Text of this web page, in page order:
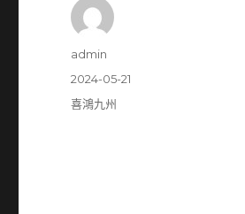
作
admin
發
佈
2024-05-21
分
喜鴻九州